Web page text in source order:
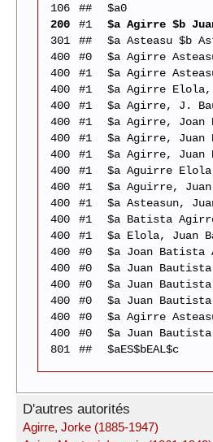
106
##
$a0
200
#1
$a Agirre $b
301
##
$a Asteasu $b
400
#0
$a Agirre
400
#1
$a Agirre
400
#1
$a Agirre Elola,
400
#1
$a Agirre, J.
400
#1
$a Agirre, Joan
400
#1
$a Agirre, Juan
400
#1
$a Agirre, Juan
400
#1
$a Aguirre
400
#1
$a Aguirre,
400
#1
$a Asteasun,
400
#1
$a Batista
400
#1
$a Elola, Juan
400
#0
$a Joan Batista
400
#0
$a Juan
400
#0
$a Juan
400
#0
$a Juan
400
#0
$a Agirre
400
#0
$a Juan
801
## $aES$bEAL$c
D'autres autorités
Agirre, Jorke (1885-1947)